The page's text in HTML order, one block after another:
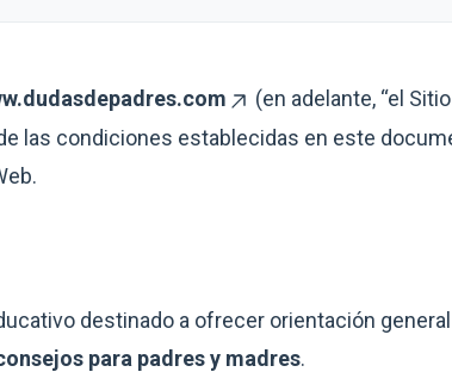
(en adelante, “el
las condiciones establecidas en este
destinado a ofrecer orientación
para padres y madres.